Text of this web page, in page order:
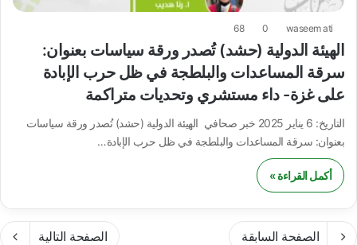
waseem ati
0
68
الهيئة الدولية (حشد) تُصدر ورقة سياسات بعنوان:
سرقة المساعدات والبلطجة في ظل حرب الإبادة
على غزة- داء مستشري وتحديات متراكمة
التاريخ: 6 يناير 2025 خبر صحافي الهيئة الدولية (حشد) تُصدر ورقة سياسات
بعنوان: سرقة المساعدات والبلطجة في ظل حرب الإبادة…
أكمل القراءة »
الصفحة السابقة الصفحة التالية